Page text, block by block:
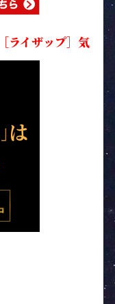
ライザップ］気